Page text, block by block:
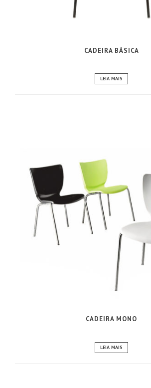
CADEIRA BÁSICA
LEIA MAIS
CADEIRA MONO
LEIA MAIS